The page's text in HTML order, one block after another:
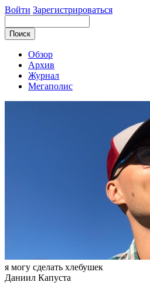
Войти Зарегистрироваться
Обзор
Архив
Журнал
Мегаполис
я могу сделать хлебушек
Даниил Капуста